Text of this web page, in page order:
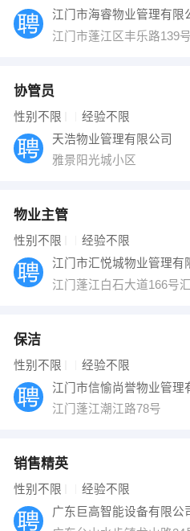
江门市海睿物业管理有限
江门市蓬江区丰乐路139号
协管员
性别不限 经验不限
天浩物业管理有限公司
雅景阳光城小区
物业主管
性别不限 经验不限
江门市汇悦城物业管理有
江门蓬江白石大道166号
保洁
性别不限 经验不限
江门蓬江潮江路78号
销售精英
性别不限 经验不限
广东巨高智能设备有限公